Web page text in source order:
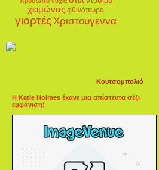
χειμώνας φθινόπωρο
γιορτές Χριστούγεννα
Κουτσομπολιό
Η Katie Holmes έκανε μια απίστευτα σέξι
εμφάνιση!